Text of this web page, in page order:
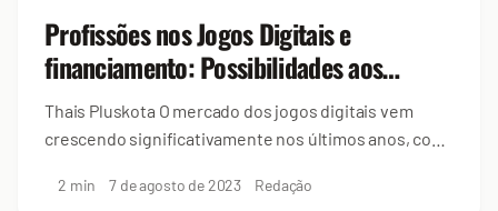
Profissões nos Jogos Digitais e
financiamento: Possibilidades aos
desenvolvedores indies
Thais Pluskota O mercado dos jogos digitais vem
crescendo significativamente nos últimos anos, com
2 min 7 de agosto de 2023 Redação